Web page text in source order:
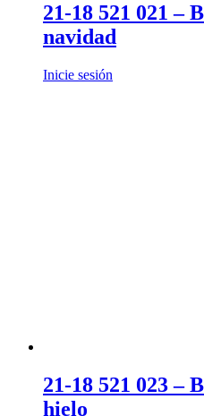
21-18 521 021 –
navidad
Inicie sesión
21-18 521 023 –
hielo